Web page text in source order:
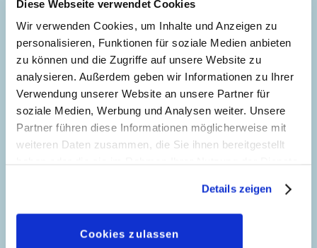
Diese Webseite verwendet Cookies
Wir verwenden Cookies, um Inhalte und Anzeigen zu
personalisieren, Funktionen für soziale Medien anbieten
zu können und die Zugriffe auf unsere Website zu
analysieren. Außerdem geben wir Informationen zu Ihrer
Verwendung unserer Website an unsere Partner für
soziale Medien, Werbung und Analysen weiter. Unsere
Partner führen diese Informationen möglicherweise mit
weiteren Daten zusammen, die Sie ihnen bereitgestellt
geben, können Sie diese jederzeit in der
Datenschutzerklärungwieder widerrufen.
Details zeigen
Cookies zulassen
Das Geschäft des
Jahrzehnts
Story:Gorm Transgaard
, Zeichnungen:
Andrea Ferraris
Genre:Gagstory
Charaktere:Dagobert Duck,Klaas Klever,
Fräulein Rita Rührig , Bürgermeister,Daniel
Erstveröffentlichung:06.12.2022